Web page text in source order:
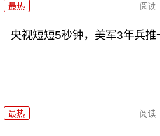
最热 阅读
央视短短5秒钟，美军3年兵
最热 阅读